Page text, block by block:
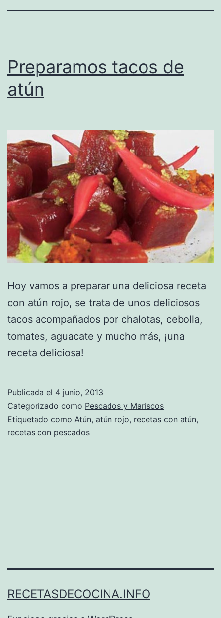
Preparamos tacos de
atún
Hoy vamos a preparar una deliciosa receta
con atún rojo, se trata de unos deliciosos
tacos acompañados por chalotas, cebolla,
tomates, aguacate y mucho más, ¡una
receta deliciosa!
Publicada el 4 junio, 2013
Categorizado como Pescados y Mariscos
Etiquetado como Atún, atún rojo, recetas con atún,
recetas con pescados
RECETASDECOCINA.INFO